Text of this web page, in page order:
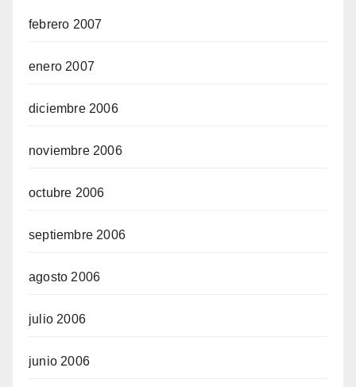
febrero 2007
enero 2007
diciembre 2006
noviembre 2006
octubre 2006
septiembre 2006
agosto 2006
julio 2006
junio 2006